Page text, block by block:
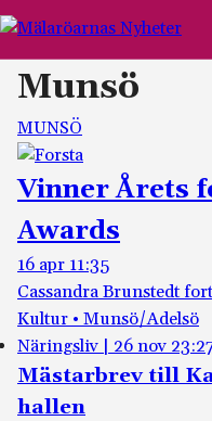
Munsö
MUNSÖ
Vinner Årets
Awards
16 apr 11:35
Cassandra Brunstedt
Kultur • Munsö/Adelsö
Näringsliv
26 nov
Mästarbrev till
hallen